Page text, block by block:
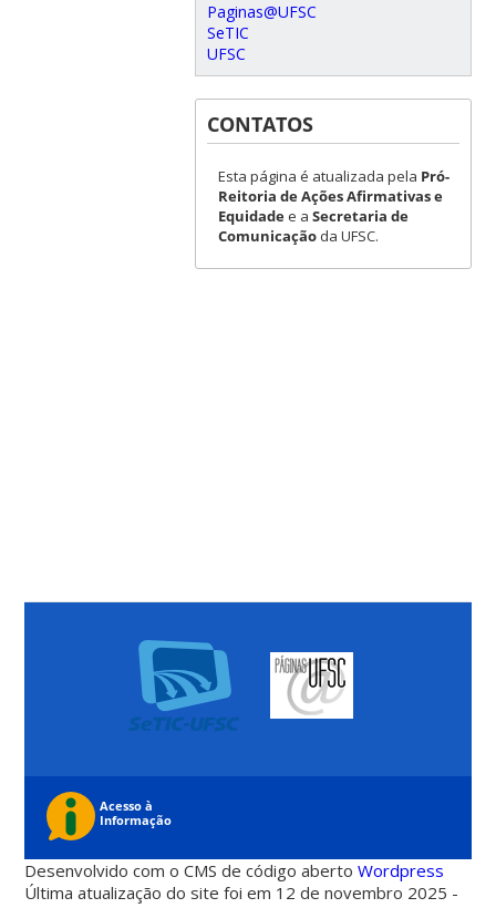
Paginas@UFSC
SeTIC
UFSC
CONTATOS
Esta página é atualizada pela Pró-
Reitoria de Ações Afirmativas e
Equidadee a Secretaria de
Comunicaçãoda UFSC.
Desenvolvido com o CMS de código abertoWordpress
Última atualização do site foi em 12 de novembro 2025 -